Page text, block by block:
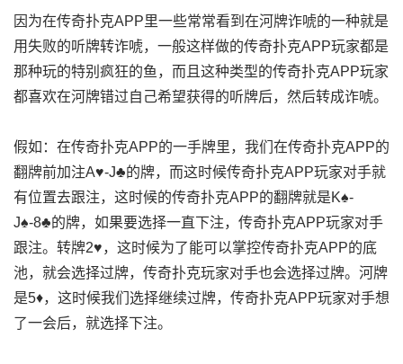
因为在传奇扑克APP里一些常常看到在河牌诈唬的一种就是
用失败的听牌转诈唬，一般这样做的传奇扑克APP玩家都是
那种玩的特别疯狂的鱼，而且这种类型的传奇扑克APP玩家
都喜欢在河牌错过自己希望获得的听牌后，然后转成诈唬。
假如：在传奇扑克APP的一手牌里，我们在传奇扑克APP的
翻牌前加注A♥-J♣的牌，而这时候传奇扑克APP玩家对手就
有位置去跟注，这时候的传奇扑克APP的翻牌就是K♠-
J♠-8♣的牌，如果要选择一直下注，传奇扑克APP玩家对手
跟注。转牌2♥，这时候为了能可以掌控传奇扑克APP的底
池，就会选择过牌，传奇扑克玩家对手也会选择过牌。河牌
是5♦，这时候我们选择继续过牌，传奇扑克APP玩家对手想
了一会后，就选择下注。